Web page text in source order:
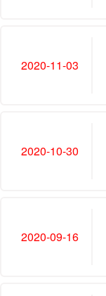
2020-11-03
2020-10-30
2020-09-16